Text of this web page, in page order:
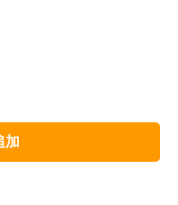
加